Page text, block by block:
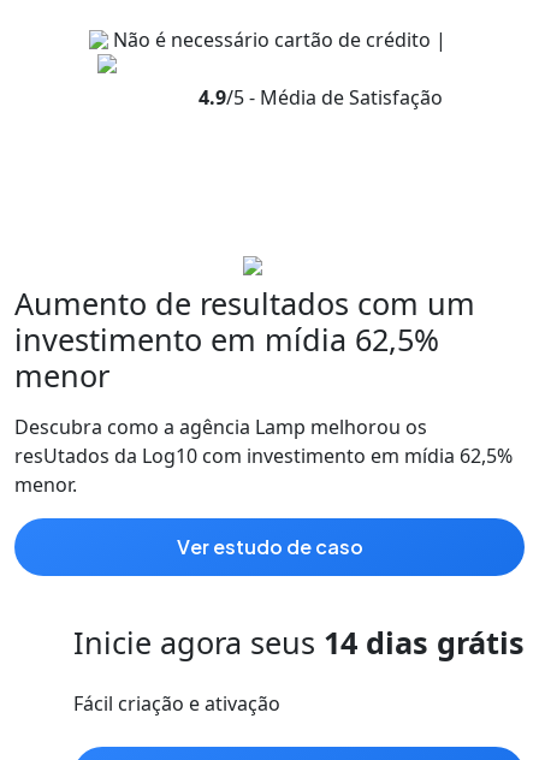
Não é necessário cartão de crédito |
4.9/5 - Média de Satisfação
Aumento de resultados com um
investimento em mídia 62,5%
menor
Descubra como a agência Lamp melhorou os
resUtados da Log10 com investimento em mídia 62,5%
menor.
ver estudo de caso
Inicie agora seus 14 dias grátis
Fácil criação e ativação